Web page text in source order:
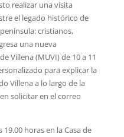
realizar una visita
el legado histórico de
cristianos,
una nueva
Villena (MUVI) de 10 a 11
para explicar la
Villena a lo largo de la
solicitar en el correo
19.00 horas en la Casa de